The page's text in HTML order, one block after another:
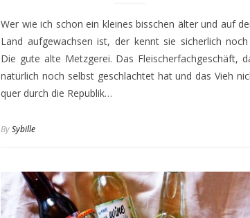
Wer wie ich schon ein kleines bisschen älter und auf
Land aufgewachsen ist, der kennt sie sicherlich
Die gute alte Metzgerei. Das Fleischerfachgeschäft,
natürlich noch selbst geschlachtet hat und das Vieh
quer durch die Republik…
BySybille